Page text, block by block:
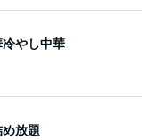
やし中華
放題